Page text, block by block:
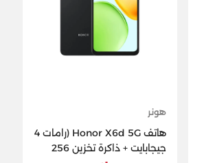
هونر
هاتف Honor X6d 5G (رامات 4
جيجابايت + ذاكرة تخزين 256